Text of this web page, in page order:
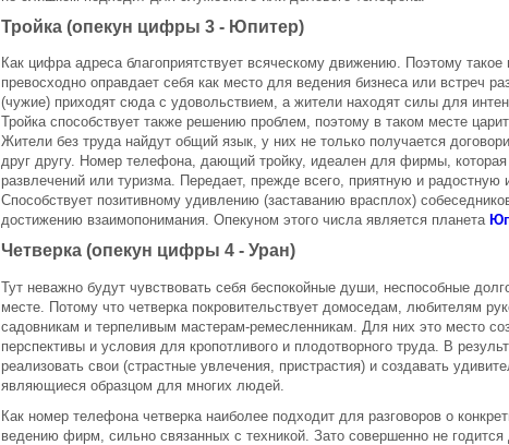
Тройка (опекун цифры 3 - Юпитер)
Как цифра адреса благоприятствует всяческому движению. Поэтому
превосходно оправдает себя как место для ведения бизнеса или встреч
(чужие) приходят сюда с удовольствием, а жители находят силы для
Тройка способствует также решению проблем, поэтому в таком месте
Жители без труда найдут общий язык, у них не только получается
друг другу. Номер телефона, дающий тройку, идеален для фирмы, которая
развлечений или туризма. Передает, прежде всего, приятную и
Способствует позитивному удивлению (заставанию врасплох)
достижению взаимопонимания. Опекуном этого числа является планета
Четверка (опекун цифры 4 - Уран)
Тут неважно будут чувствовать себя беспокойные души, неспособные
месте. Потому что четверка покровительствует домоседам, любителям
садовникам и терпеливым мастерам-ремесленникам. Для них это место
перспективы и условия для кропотливого и плодотворного труда. В
реализовать свои (страстные увлечения, пристрастия) и создавать
являющиеся образцом для многих людей.
Как номер телефона четверка наиболее подходит для разговоров о
ведению фирм, сильно связанных с техникой. Зато совершенно не годится